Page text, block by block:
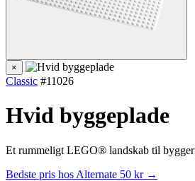
×
Classic #11026
Hvid byggeplade
Et rummeligt LEGO® landskab til
Bedste pris hos Alternate 50 kr →